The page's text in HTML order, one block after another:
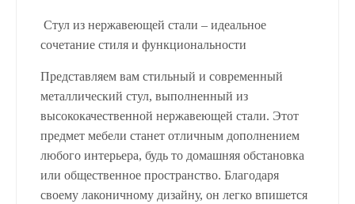
Стул из нержавеющей стали – идеальное
сочетание стиля и функциональности
Представляем вам стильный и современный
металлический стул, выполненный из
высококачественной нержавеющей стали. Этот
предмет мебели станет отличным дополнением
любого интерьера, будь то домашняя обстановка
или общественное пространство. Благодаря
своему лаконичному дизайну, он легко впишется